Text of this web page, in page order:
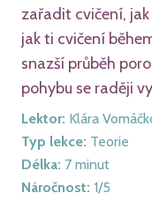
zařadit cvičení,
jak ti cvičení
snazší průběh
pohybu se raději
Lektor: Klára
Typ lekce: Teorie
Délka: 7 minut
Náročnost: 1/5